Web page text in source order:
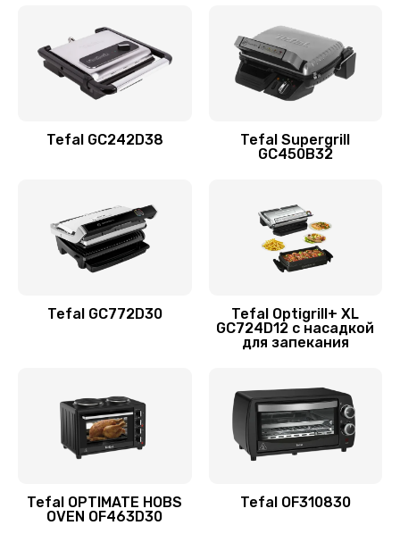
Tefal GC242D38
Tefal Supergrill
GC450B32
Tefal GC772D30
Tefal Optigrill+ XL
GC724D12 с насадкой
для запекания
Tefal OPTIMATE HOBS
OVEN OF463D30
Tefal OF310830